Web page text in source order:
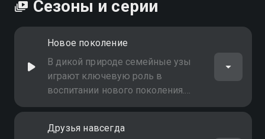
Сезоны и серии
Новое поколение
В дикой природе семейные узы
играют ключевую роль в
воспитании нового поколения.
Родители заботливо оберегают и
жизненно важные навыки - поиск
Друзья навсегда